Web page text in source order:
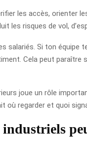
les accès, orienter
les risques de vol,
Si ton équipe
Cela peut
joue un rôle
regarder et quoi